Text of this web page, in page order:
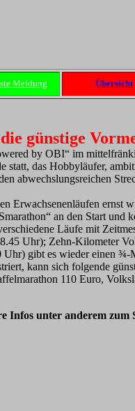
Meldung Übersicht
die günstige
by OBI“ im
statt, das Hobbyläufer,
abwechslungsreichen
Erwachsenenläufen ernst
an den Start und
Läufe mit
Uhr); Zehn-Kilometer
gibt es wieder einen
kann sich folgende
110 Euro,
Infos unter anderem zum